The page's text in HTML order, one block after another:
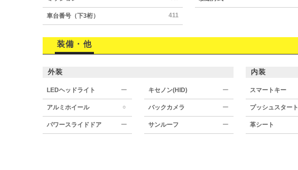
車台番号（下3桁） 411
装備・他
外装
LEDヘッドライト ー キセノン(HID) ー
アルミホイール ○ バックカメラ ー
パワースライドドア ー サンルーフ ー
内装
スマートキー
プッシュスタート
革シート